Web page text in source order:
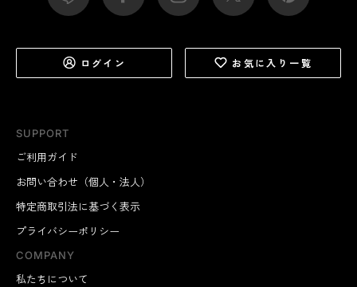
SUPPORT
ご利用ガイド
お問い合わせ（個人・法人）
特定商取引法に基づく表示
プライバシーポリシー
COMPANY
私たちについて
ログイン お気に入り一覧